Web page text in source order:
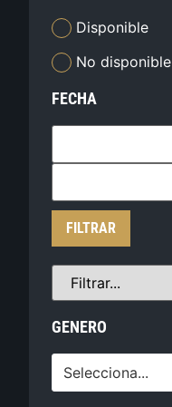
Disponible
No disponible
FECHA
FILTRAR
GENERO
Selecciona...